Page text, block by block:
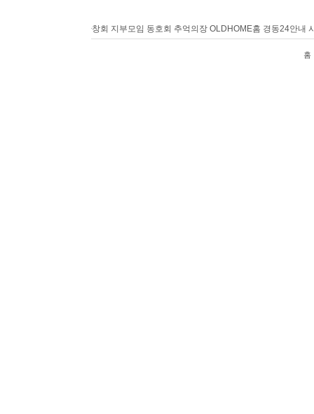
반창회 지부모임 동호회 추억의장 OLDHOME홈 경동24안내 사
홈